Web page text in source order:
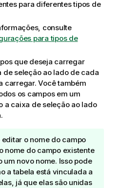
para diferentes tipos de
consulte
para tipos de
que deseja carregar
de seleção ao lado de cada
carregar. Você também
os campos em um
a caixa de seleção ao lado
o nome do campo
nome do campo existente
um novo nome. Isso pode
a tabela está vinculada a
já que elas são unidas